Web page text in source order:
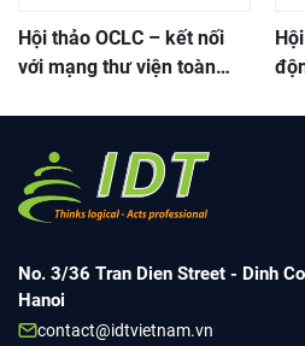
Hội thảo OCLC – kết nối
với mạng thư viện toàn
No. 3/36 Tran Dien Street - Dinh
Hanoi
contact@idtvietnam.vn